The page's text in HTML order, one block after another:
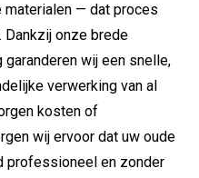
materialen — dat proces
Dankzij onze brede
wij een snelle,
verwerking van al
kosten of
wij ervoor dat uw oude
professioneel en zonder